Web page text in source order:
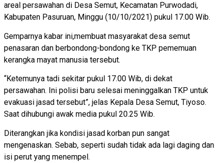
areal persawahan di Desa Semut, Kecamatan Purwodadi,
Kabupaten Pasuruan, Minggu (10/10/2021) pukul 17.00 Wib.
Gemparnya kabar ini,membuat masyarakat desa semut
penasaran dan berbondong-bondong ke TKP pememuan
kerangka mayat manusia tersebut.
“Ketemunya tadi sekitar pukul 17.00 Wib, di dekat
persawahan. Ini polisi baru selesai meninggalkan TKP untuk
evakuasi jasad tersebut”, jelas Kepala Desa Semut, Tiyoso.
Saat dihubungi awak media pukul 20.25 Wib.
Diterangkan jika kondisi jasad korban pun sangat
mengenaskan. Sebab, seperti sudah tidak ada lagi daging dan
isi perut yang menempel.